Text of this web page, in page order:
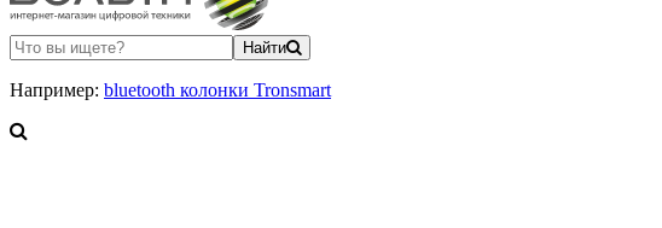
Найти
Например: bluetooth колонки Tronsmart